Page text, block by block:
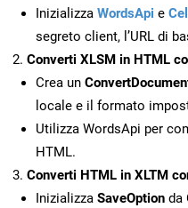
Inizializza WordsApi e
segreto client, l’URL di
Converti XLSM in HTML
Crea un
locale e il formato
Utilizza WordsApi per
HTML.
Converti HTML in XLTM
Inizializza SaveOption da